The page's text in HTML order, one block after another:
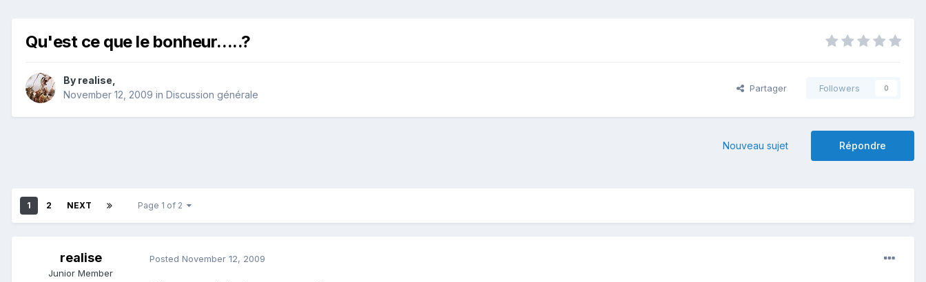
Qu'est ce que le bonheur.....?
By realise
November 12, 2009 in Discussion générale
Partager Followers 0
Répondre
Nouveau sujet
1 2 NEXT Page 1 of 2
realise
Junior Member
Posted November 12, 2009